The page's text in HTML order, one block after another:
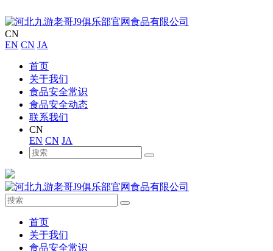
CN
EN CN JA
首页
关于我们
食品安全常识
食品安全动态
联系我们
CN
EN CN JA
首页
关于我们
食品安全常识